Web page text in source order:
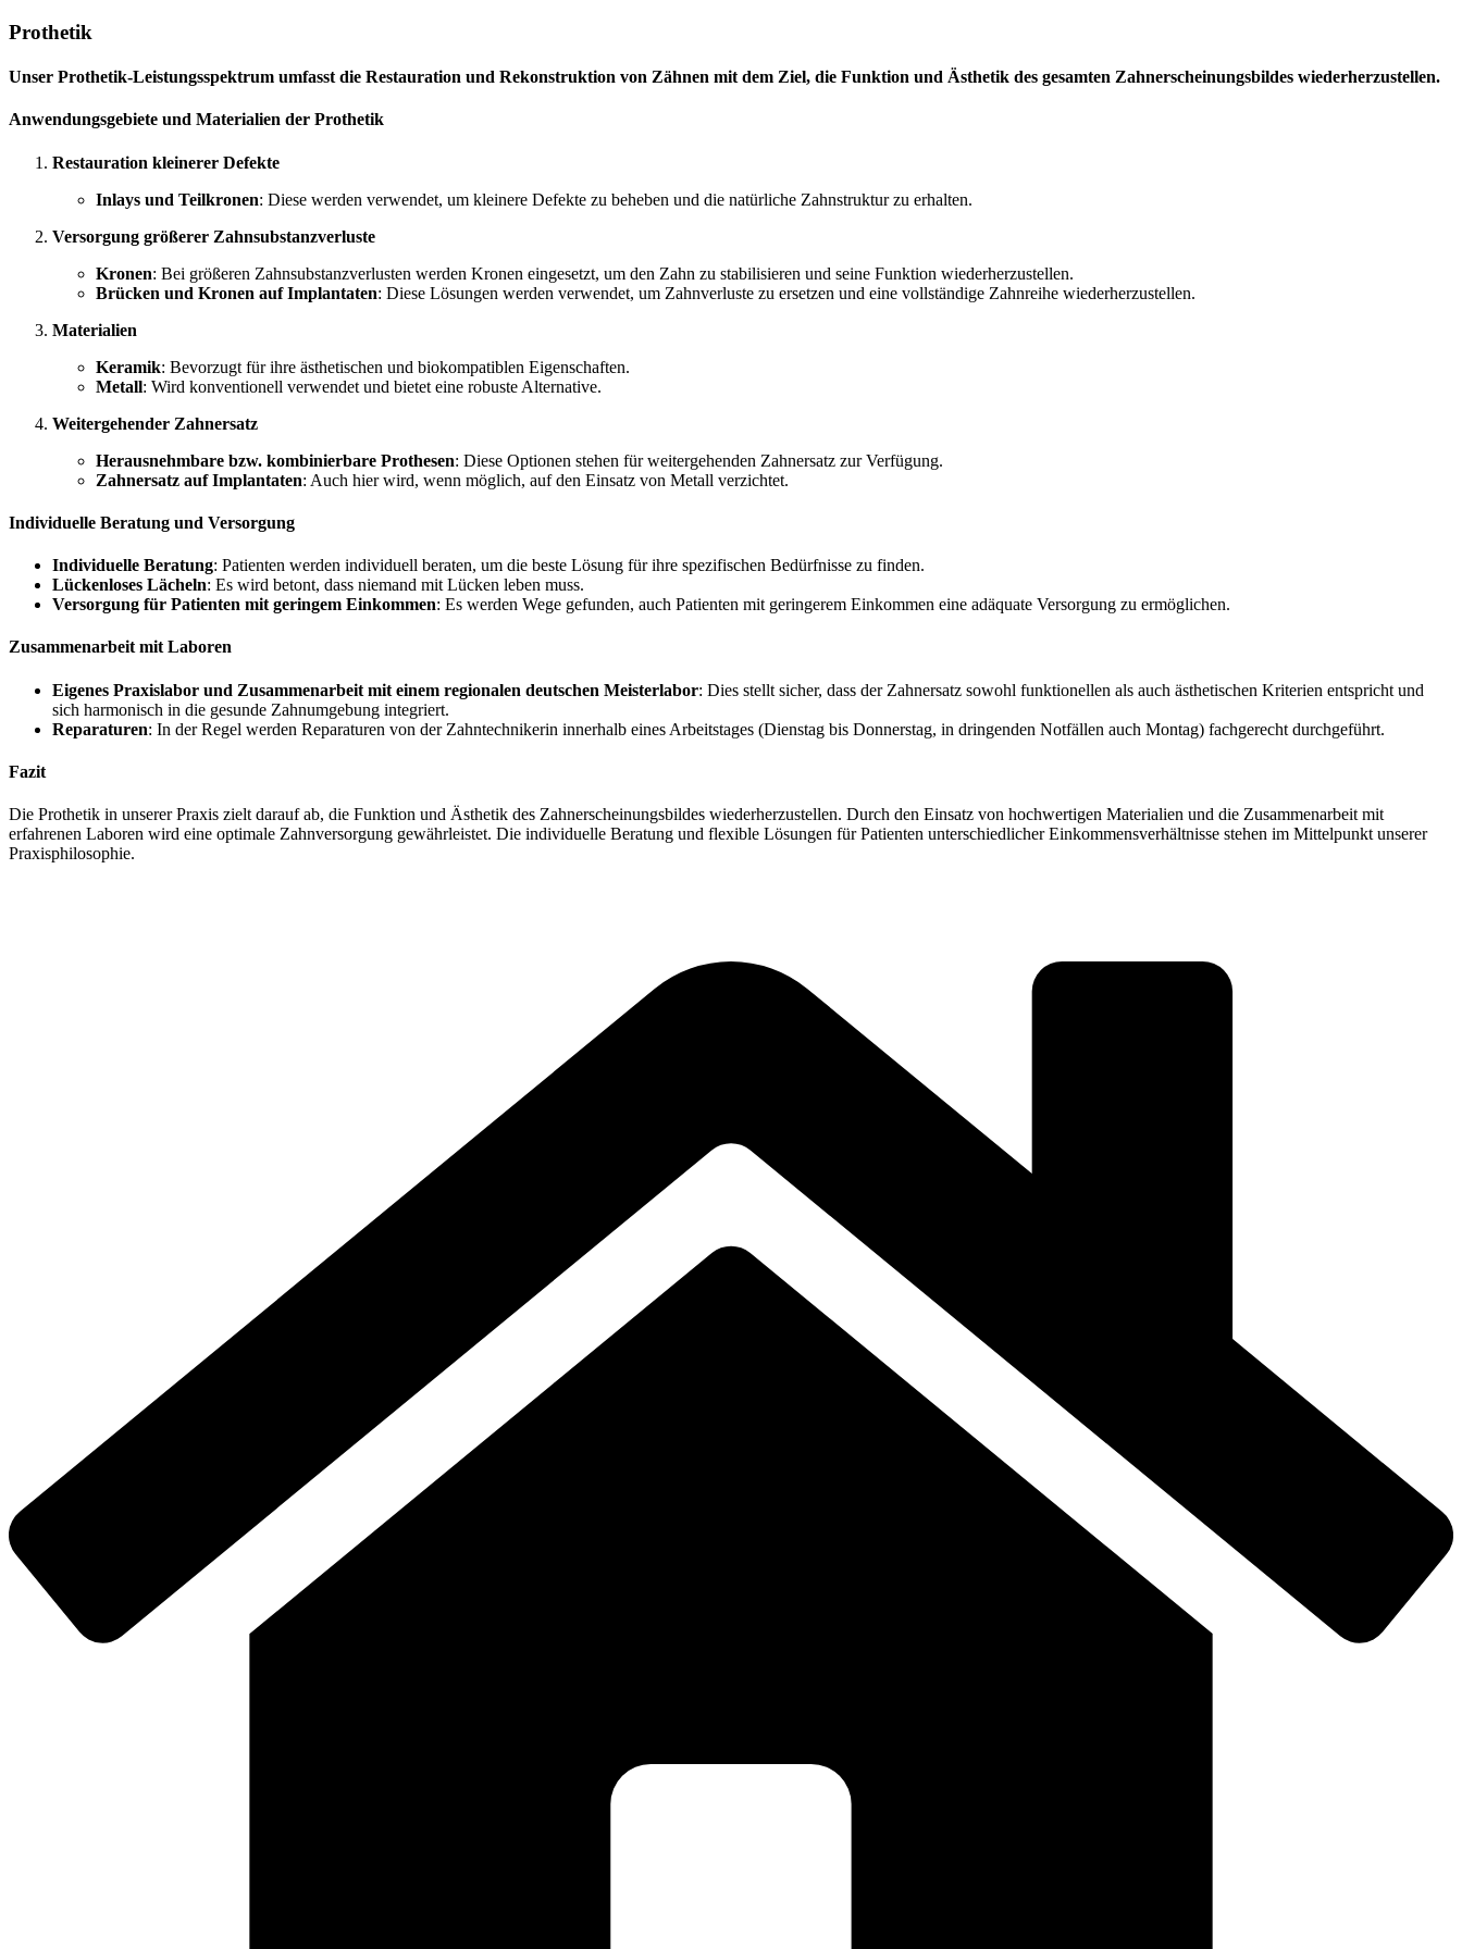
Prothetik
Unser Prothetik-Leistungsspektrum umfasst die Restauration und Rekonstruktion von Zähnen mit dem Ziel, die Funktion und Ästhetik des gesamten Zahnerscheinungsbildes wiederherzustellen.
Anwendungsgebiete und Materialien der Prothetik
Restauration kleinerer Defekte
Inlays und Teilkronen: Diese werden verwendet, um kleinere Defekte zu beheben und die natürliche Zahnstruktur zu erhalten.
Versorgung größerer Zahnsubstanzverluste
Kronen: Bei größeren Zahnsubstanzverlusten werden Kronen eingesetzt, um den Zahn zu stabilisieren und seine Funktion wiederherzustellen.
Brücken und Kronen auf Implantaten: Diese Lösungen werden verwendet, um Zahnverluste zu ersetzen und eine vollständige Zahnreihe wiederherzustellen.
Materialien
Keramik: Bevorzugt für ihre ästhetischen und biokompatiblen Eigenschaften.
Metall: Wird konventionell verwendet und bietet eine robuste Alternative.
Weitergehender Zahnersatz
Herausnehmbare bzw. kombinierbare Prothesen: Diese Optionen stehen für weitergehenden Zahnersatz zur Verfügung.
Zahnersatz auf Implantaten: Auch hier wird, wenn möglich, auf den Einsatz von Metall verzichtet.
Individuelle Beratung und Versorgung
Individuelle Beratung: Patienten werden individuell beraten, um die beste Lösung für ihre spezifischen Bedürfnisse zu finden.
Lückenloses Lächeln: Es wird betont, dass niemand mit Lücken leben muss.
Versorgung für Patienten mit geringem Einkommen: Es werden Wege gefunden, auch Patienten mit geringerem Einkommen eine adäquate Versorgung zu ermöglichen.
Zusammenarbeit mit Laboren
Eigenes Praxislabor und Zusammenarbeit mit einem regionalen deutschen Meisterlabor: Dies stellt sicher, dass der Zahnersatz sowohl funktionellen als auch ästhetischen Kriterien entspricht und
sich harmonisch in die gesunde Zahnumgebung integriert.
Reparaturen: In der Regel werden Reparaturen von der Zahntechnikerin innerhalb eines Arbeitstages (Dienstag bis Donnerstag, in dringenden Notfällen auch Montag) fachgerecht durchgeführt.
Fazit
Die Prothetik in unserer Praxis zielt darauf ab, die Funktion und Ästhetik des Zahnerscheinungsbildes wiederherzustellen. Durch den Einsatz von hochwertigen Materialien und die Zusammenarbeit mit
erfahrenen Laboren wird eine optimale Zahnversorgung gewährleistet. Die individuelle Beratung und flexible Lösungen für Patienten unterschiedlicher Einkommensverhältnisse stehen im Mittelpunkt unserer
Praxisphilosophie.